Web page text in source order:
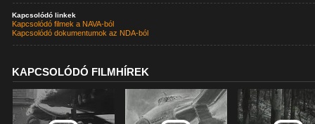
Kapcsolódó linkek
Kapcsolódó filmek a NAVA-ból
Kapcsolódó dokumentumok az NDA-ból
KAPCSOLÓDÓ FILMHÍREK